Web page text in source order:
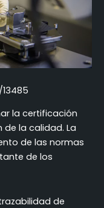
la certificación
de la calidad. La
de las normas
de los
de